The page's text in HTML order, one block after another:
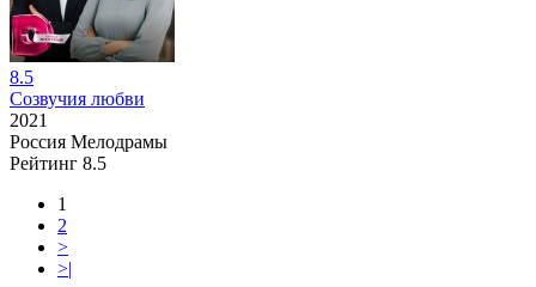
8.5
Созвучия любви
2021
Россия Мелодрамы
Рейтинг 8.5
1
2
>
>|